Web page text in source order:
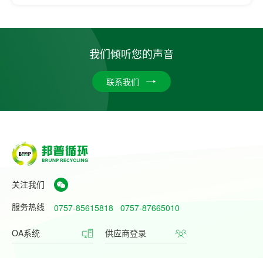
我们倾听您的声音
联系我们
关注我们
服务热线
0757-85615818 0757-87665010
OA系统 供应商登录